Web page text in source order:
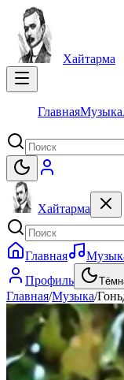
Хайтарма
ГлавнаяМузыка
Хайтарма
Главная
Профиль
Главная/Музыка/